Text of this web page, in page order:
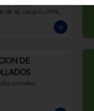
hierbas.
de ají, canguil, chifle,
DE
normales.